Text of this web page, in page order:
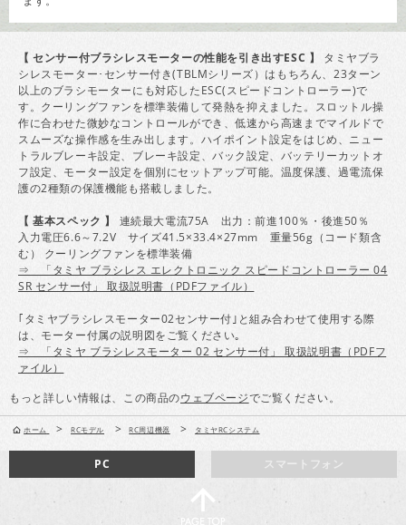
【 センサー付ブラシレスモーターの性能を引き出すESC 】
タミヤブラ
シレスモーター･センサー付き(TBLMシリーズ）はもちろん、23ターン
以上のブラシモーターにも対応したESC(スピードコントローラー)で
す。クーリングファンを標準装備して発熱を抑えました。スロットル操
作に合わせた微妙なコントロールができ、低速から高速までマイルドで
スムーズな操作感を生み出します。ハイポイント設定をはじめ、ニュー
トラルブレーキ設定、ブレーキ設定、バック設定、バッテリーカットオ
フ設定、モーター設定を個別にセットアップ可能。温度保護、過電流保
護の2種類の保護機能も搭載しました。
【 基本スペック 】
連続最大電流75A 出力：前進100％・後進50％
入力電圧6.6～7.2V サイズ41.5×33.4×27mm 重量56g（コード類含
む） クーリングファンを標準装備
⇒ 「タミヤ ブラシレス エレクトロニック スピードコントローラー 04
SR センサー付」 取扱説明書（PDFファイル）
｢タミヤブラシレスモーター02センサー付｣と組み合わせて使用する際
は、モーター付属の説明図をご覧ください｡
⇒ 「タミヤ ブラシレスモーター 02 センサー付」 取扱説明書（PDFフ
ァイル）
もっと詳しい情報は、この商品のウェブページでご覧ください。
ホーム > RCモデル > RC周辺機器 > タミヤRCシステム
スマートフォン
PC